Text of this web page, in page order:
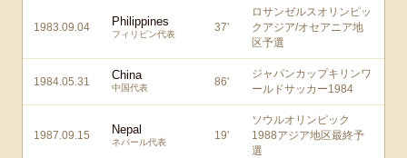
1983.09.04 Philippines
フィリピン代表
37'
ロサンゼルスオリンピッ
クアジア/オセアニア地
区予選
1984.05.31 China
中国代表 86'
ジャパンカップキリンワ
ールドサッカー1984
1987.09.15 Nepal
ネパール代表
19'
ソウルオリンピック
1988アジア地区最終予
選